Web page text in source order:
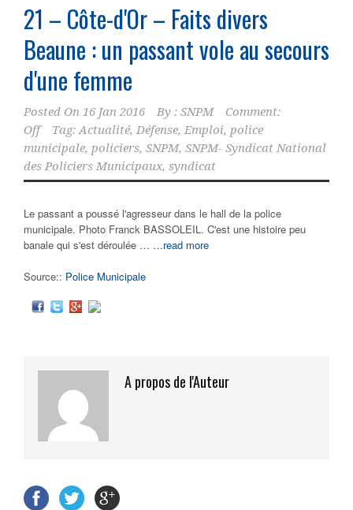
21 – Côte-d'Or – Faits divers
Beaune : un passant vole au secours
d'une femme
Posted On 16 Jan 2016 By : SNPM
Comment:
Off
Tag:Actualité, Défense, Emploi, police
municipale, policiers, SNPM, SNPM- Syndicat National
des Policiers Municipaux, syndicat
Le passant a poussé l'agresseur dans le hall de la police
municipale. Photo Franck BASSOLEIL. C'est une histoire peu
banale qui s'est déroulée … …read more
Source:: Police Municipale
A propos de l'Auteur